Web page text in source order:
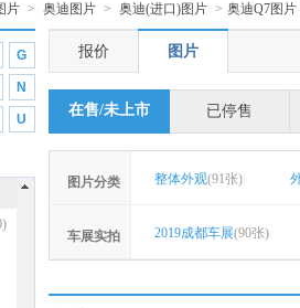
片 > 奥迪图片 > 奥迪(进口)图片 > 奥迪Q7图片
G
N
U
报价 图片
在售/未上市 已停售
图片分类 整体外观(91张)
车展实拍 2019成都车展(90张)